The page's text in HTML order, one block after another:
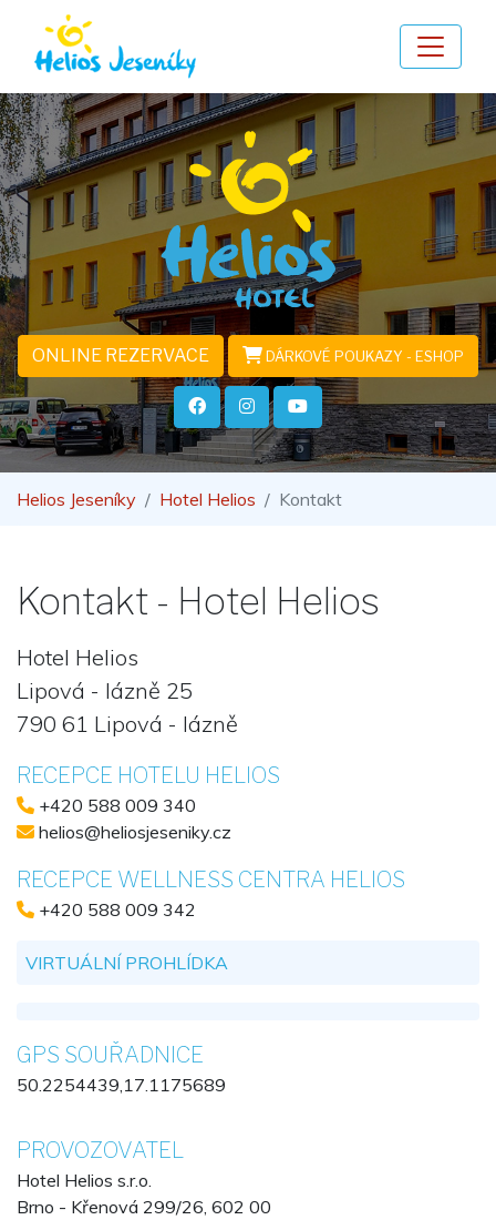
ONLINE REZERVACE DÁRKOVÉ POUKAZY - ESHOP
Helios Jeseníky Hotel Helios Kontakt
Kontakt - Hotel Helios
Hotel Helios
Lipová - lázně 25
790 61 Lipová - lázně
RECEPCE HOTELU HELIOS
+420 588 009 340
helios@heliosjeseniky.cz
RECEPCE WELLNESS CENTRA HELIOS
+420 588 009 342
VIRTUÁLNÍ PROHLÍDKA
GPS SOUŘADNICE
50.2254439,17.1175689
PROVOZOVATEL
Hotel Helios s.r.o.
Brno - Křenová 299/26, 602 00